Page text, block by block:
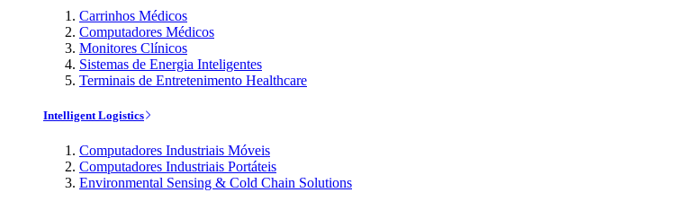
Carrinhos Médicos
Computadores Médicos
Monitores Clínicos
Sistemas de Energia Inteligentes
Terminais de Entretenimento Healthcare
Intelligent Logistics
Computadores Industriais Móveis
Computadores Industriais Portáteis
Environmental Sensing & Cold Chain Solutions